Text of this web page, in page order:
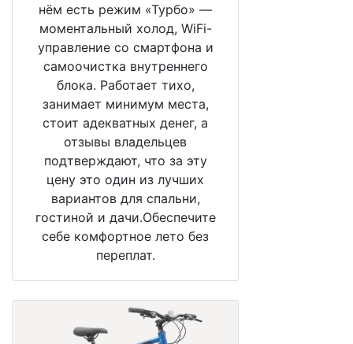
нём есть режим «Турбо» —
моментальный холод, WiFi-
управление со смартфона и
самоочистка внутреннего
блока. Работает тихо,
занимает минимум места,
стоит адекватных денег, а
отзывы владельцев
подтверждают, что за эту
цену это один из лучших
вариантов для спальни,
гостиной и дачи.Обеспечите
себе комфортное лето без
переплат.